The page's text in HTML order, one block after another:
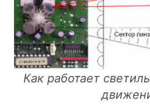
Как работает